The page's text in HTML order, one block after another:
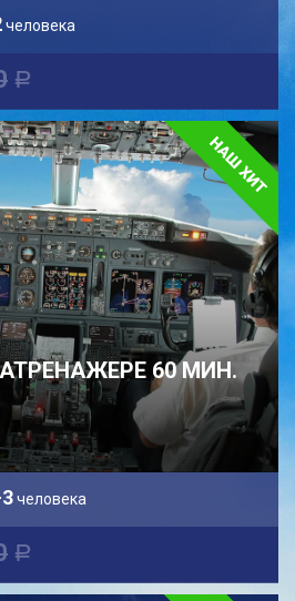
человека
a
60 МИН.
человека
a